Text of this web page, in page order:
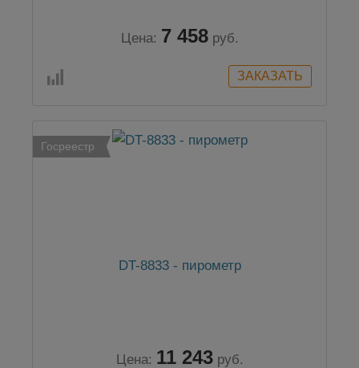
Цена: 7 458 руб.
Госреестр
DT-8833 - пирометр
Цена: 11 243 руб.